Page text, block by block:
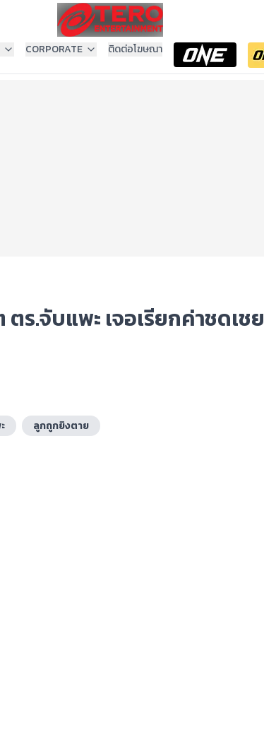
CORPORATE ติดต่อโฆษณา
ร.จับแพะ เจอเรียกค่าชดเชย
ลูกถูกยิงตาย